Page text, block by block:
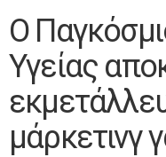
O
Υγείας
μάρκετινγ